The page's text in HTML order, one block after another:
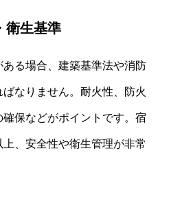
衛生基準
る場合、建築基準法や消防
なりません。耐火性、防火
保などがポイントです。宿
、安全性や衛生管理が非常